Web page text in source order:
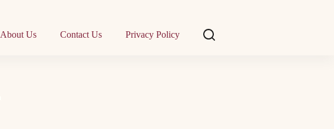
About Us Contact Us Privacy Policy